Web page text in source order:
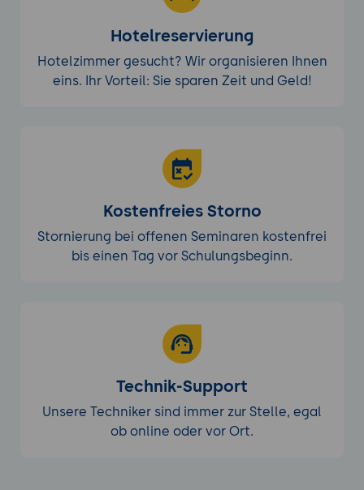
Hotelreservierung
Hotelzimmer gesucht? Wir organisieren Ihnen
eins. Ihr Vorteil: Sie sparen Zeit und Geld!
Kostenfreies Storno
Stornierung bei offenen Seminaren kostenfrei
bis einen Tag vor Schulungsbeginn.
Technik-Support
Unsere Techniker sind immer zur Stelle, egal
ob online oder vor Ort.